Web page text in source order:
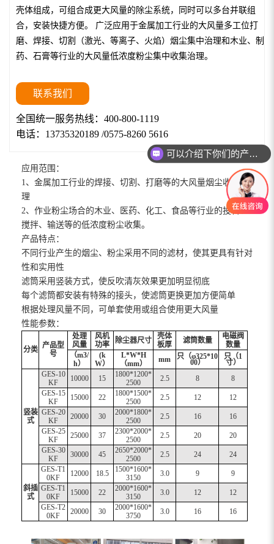
壳体组成，可组合成更大风量的除尘系统，同时可以多台并联组
合，安装快捷方便。 广泛应用于金属加工行业的大风量多工位打
磨、焊接、切割（激光、等离子、火焰）烟尘集中治理和木业、制
药、石膏等行业的大风量低浓度粉尘集中收集治理。
联系我们
全国统一服务热线：400-800-1119
电话：13735320189 /0575-8260 5616
应用范围：
1、金属加工行业的焊接、切割、打磨等的大风量烟尘收集治
理
2、作业粉尘场合的木业、医药、化工、食品等行业的投料、
搅拌、输送等的低浓度粉尘收集。
产品特点：
不同行业产生的烟尘、粉尘采用不同的滤材，使其更具有针对
性和实用性
滤筒采用竖装方式，使反吹清灰效果更加明显彻底
每个滤筒都安装有特殊的接头，使滤筒更换更加方便简单
根据处理风量不同，可单套使用或组合使用更大风量
性能参数：
分类
产品型
号
处理
风量
风机
功率
除尘器尺寸
壳体
板厚
滤筒数量
电磁阀
数量
（m3/
h）
(k
W）
L*W*H
（mm）
mm 只（φ325*10
00）
只（1
寸）
竖装
式
GES-10
KF
10000 15
1800*1200*
2500
2.5 8
8
GES-15
KF
15000 22
1800*1500*
2500
2.5 12
12
GES-20
KF
20000 30
2000*1800*
2500
2.5 16
16
GES-25
KF
25000 37
2300*2000*
2500
2.5 20
20
GES-30
KF
30000 45
2650*2000*
2500
2.5 24 24
斜插
式
GES-T1
0KF
12000 18.5
1500*1600*
3150
3.0 9
9
GES-T1
0KF
15000 22
2000*1600*
3150
3.0 12
12
GES-T2
0KF
20000 30
2000*1600*
3750
3.0 16 16
可以介绍下你们的产品么